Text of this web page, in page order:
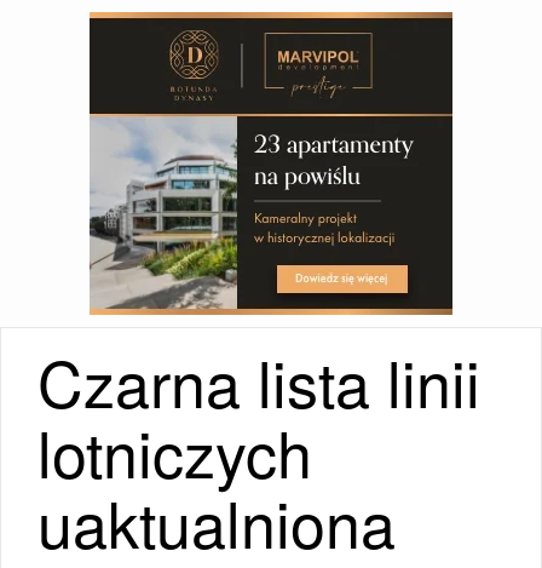
Czarna lista linii
lotniczych
uaktualniona